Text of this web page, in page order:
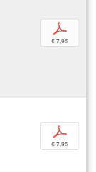
p
€ 7,95
p
€ 7,95